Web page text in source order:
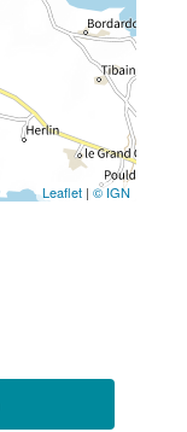
Leaflet | © IGN